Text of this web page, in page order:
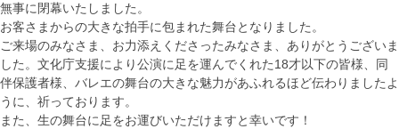
無事に閉幕いたしました。
お客さまからの大きな拍手に包まれた舞台となりました。
ご来場のみなさま、お力添えくださったみなさま、ありがとうございま
した。文化庁支援により公演に足を運んでくれた18才以下の皆様、同
伴保護者様、バレエの舞台の大きな魅力があふれるほど伝わりましたよ
うに、祈っております。
また、生の舞台に足をお運びいただけますと幸いです！